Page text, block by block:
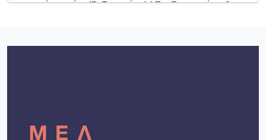
ρημαγμένο σπίτι (Β. Τσιτσάνη) / Πρ. Τσαουσάκης]
Γεωργακοπούλου, Στ. Περπινιάδης]